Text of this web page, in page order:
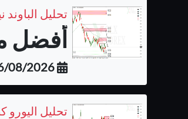
تحليل الباوند
أفضل
06/08/2026
تحليل